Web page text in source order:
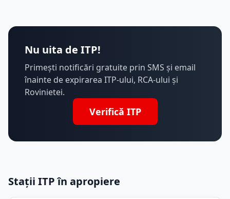
Nu uita de ITP!
Primești notificări gratuite prin SMS și email
înainte de expirarea ITP-ului, RCA-ului și
Rovinietei.
Verifică ITP
Stații ITP în apropiere